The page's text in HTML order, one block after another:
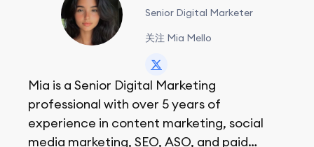
Senior Digital Marketer
关注 Mia Mello
Mia is a Senior Digital Marketing
professional with over 5 years of
experience in content marketing, social
media marketing, SEO, ASO, and paid